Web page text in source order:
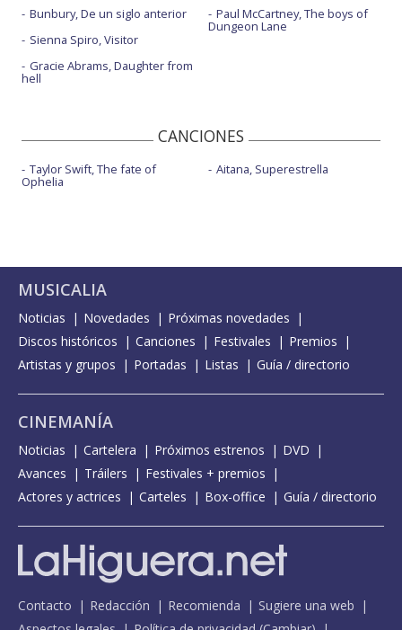
Bunbury, De un siglo anterior
Sienna Spiro, Visitor
Gracie Abrams, Daughter from
hell
Paul McCartney, The boys of
Dungeon Lane
CANCIONES
Taylor Swift, The fate of
Ophelia
Aitana, Superestrella
MUSICALIA
Noticias Novedades
Próximas novedades
Discos históricos
Canciones Festivales
Premios
Artistas y grupos
Portadas Listas Guía / directorio
CINEMANÍA
Noticias Cartelera Próximos estrenos
DVD
Avances
Tráilers
Festivales + premios
Actores y actrices
Carteles Box-office Guía / directorio
Contacto Redacción Recomienda
Sugiere una web